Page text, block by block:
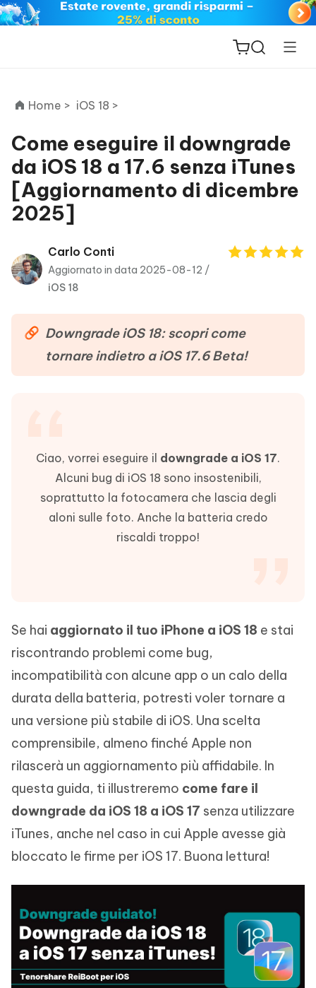
ReiBoot
for iOS
PDNob
PDF
Editor
Home > iOS 18 >
Come eseguire il downgrade
da iOS 18 a 17.6 senza iTunes
[Aggiornamento di dicembre
2025]
Carlo Conti
Aggiornato in data 2025-08-12 /
iOS 18
Downgrade iOS 18: scopri come
tornare indietro a iOS 17.6 Beta!
Ciao, vorrei eseguire il downgrade a iOS 17.
Alcuni bug di iOS 18 sono insostenibili,
soprattutto la fotocamera che lascia degli
aloni sulle foto. Anche la batteria credo
riscaldi troppo!
Se hai aggiornato il tuo iPhone a iOS 18 e stai
riscontrando problemi come bug,
incompatibilità con alcune app o un calo della
durata della batteria, potresti voler tornare a
una versione più stabile di iOS. Una scelta
comprensibile, almeno finché Apple non
rilascerà un aggiornamento più affidabile. In
questa guida, ti illustreremo come fare il
downgrade da iOS 18 a iOS 17 senza utilizzare
iTunes, anche nel caso in cui Apple avesse già
bloccato le firme per iOS 17. Buona lettura!